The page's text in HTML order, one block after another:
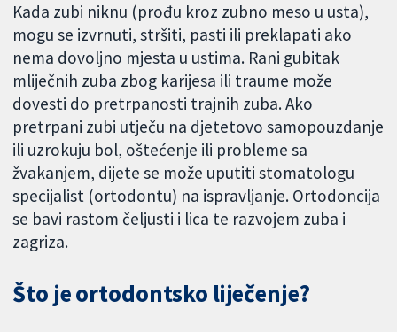
Kada zubi niknu (prođu kroz zubno meso u usta),
mogu se izvrnuti, stršiti, pasti ili preklapati ako
nema dovoljno mjesta u ustima. Rani gubitak
mliječnih zuba zbog karijesa ili traume može
dovesti do pretrpanosti trajnih zuba. Ako
pretrpani zubi utječu na djetetovo samopouzdanje
ili uzrokuju bol, oštećenje ili probleme sa
žvakanjem, dijete se može uputiti stomatologu
specijalist (ortodontu) na ispravljanje. Ortodoncija
se bavi rastom čeljusti i lica te razvojem zuba i
zagriza.
Što je ortodontsko liječenje?